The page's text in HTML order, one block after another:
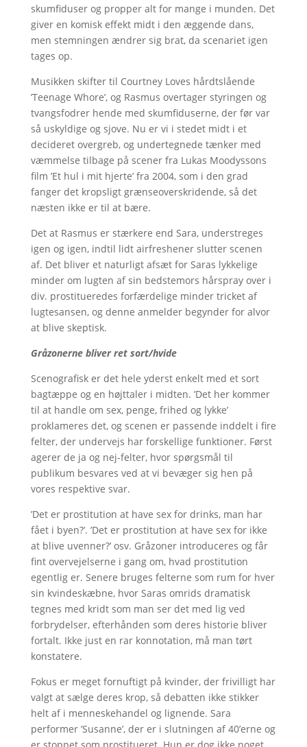
skumfiduser og propper alt for mange i munden. Det
giver en komisk effekt midt i den æggende dans,
men stemningen ændrer sig brat, da scenariet igen
tages op.
Musikken skifter til Courtney Loves hårdtslående
’Teenage Whore’, og Rasmus overtager styringen og
tvangsfodrer hende med skumfiduserne, der før var
så uskyldige og sjove. Nu er vi i stedet midt i et
decideret overgreb, og undertegnede tænker med
væmmelse tilbage på scener fra Lukas Moodyssons
film ’Et hul i mit hjerte’ fra 2004, som i den grad
fanger det kropsligt grænseoverskridende, så det
næsten ikke er til at bære.
Det at Rasmus er stærkere end Sara, understreges
igen og igen, indtil lidt airfreshener slutter scenen
af. Det bliver et naturligt afsæt for Saras lykkelige
minder om lugten af sin bedstemors hårspray over i
div. prostitueredes forfærdelige minder tricket af
lugtesansen, og denne anmelder begynder for alvor
at blive skeptisk.
Gråzonerne bliver ret sort/hvide
Scenografisk er det hele yderst enkelt med et sort
bagtæppe og en højttaler i midten. ’Det her kommer
til at handle om sex, penge, frihed og lykke’
proklameres det, og scenen er passende inddelt i fire
felter, der undervejs har forskellige funktioner. Først
agerer de ja og nej-felter, hvor spørgsmål til
publikum besvares ved at vi bevæger sig hen på
vores respektive svar.
’Det er prostitution at have sex for drinks, man har
fået i byen?’. ’Det er prostitution at have sex for ikke
at blive uvenner?’ osv. Gråzoner introduceres og får
fint overvejelserne i gang om, hvad prostitution
egentlig er. Senere bruges felterne som rum for hver
sin kvindeskæbne, hvor Saras omrids dramatisk
tegnes med kridt som man ser det med lig ved
forbrydelser, efterhånden som deres historie bliver
fortalt. Ikke just en rar konnotation, må man tørt
konstatere.
Fokus er meget fornuftigt på kvinder, der frivilligt har
valgt at sælge deres krop, så debatten ikke stikker
helt af i menneskehandel og lignende. Sara
performer ’Susanne’, der er i slutningen af 40’erne og
er stoppet som prostitueret. Hun er dog ikke noget